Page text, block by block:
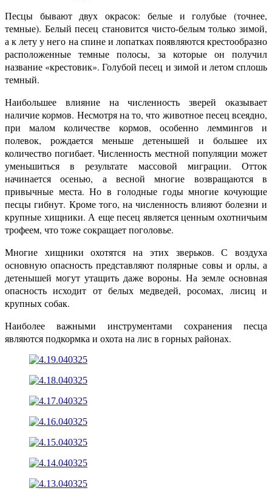
Песцы бывают двух окрасок: белые и голубые (точнее,
темные). Белый песец становится чисто-белым только зимой,
а к лету у него на спине и лопатках появляются крестообразно
расположенные темные полосы, за которые он получил
название «крестовик». Голубой песец и зимой и летом сплошь
темный.
Наибольшее влияние на численность зверей оказывает
наличие кормов. Несмотря на то, что животное песец всеядно,
при малом количестве кормов, особенно леммингов и
полевок, рождается меньше детенышей и большее их
количество погибает. Численность местной популяции может
уменьшиться в результате массовой миграции. Отток
начинается осенью, а весной многие возвращаются в
привычные места. Но в голодные годы многие кочующие
песцы гибнут. Кроме того, на численность влияют болезни и
крупные хищники. А еще песец является ценным охотничьим
трофеем, что тоже сокращает поголовье.
Многие хищники охотятся на этих зверьков. С воздуха
основную опасность представляют полярные совы и орлы, а
детенышей могут утащить даже вороны. На земле основная
опасность исходит от белых медведей, росомах, лисиц и
крупных собак.
Наиболее важными инструментами сохранения песца
являются подкормка и охота на лис в горных районах.